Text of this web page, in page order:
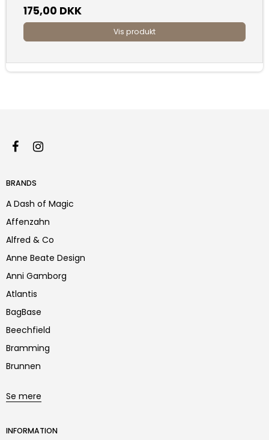
175,00 DKK
Vis produkt
BRANDS
A Dash of Magic
Affenzahn
Alfred & Co
Anne Beate Design
Anni Gamborg
Atlantis
BagBase
Beechfield
Bramming
Brunnen
Se mere
INFORMATION